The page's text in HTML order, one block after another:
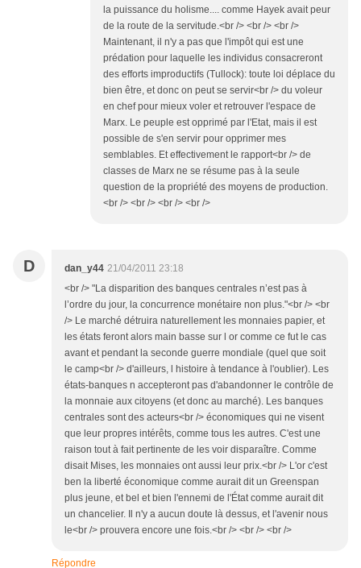
la puissance du holisme.... comme Hayek avait peur
de la route de la servitude.<br /> <br /> <br />
Maintenant, il n'y a pas que l'impôt qui est une
prédation pour laquelle les individus consacreront
des efforts improductifs (Tullock): toute loi déplace du
bien être, et donc on peut se servir<br /> du voleur
en chef pour mieux voler et retrouver l'espace de
Marx. Le peuple est opprimé par l'Etat, mais il est
possible de s'en servir pour opprimer mes
semblables. Et effectivement le rapport<br /> de
classes de Marx ne se résume pas à la seule
question de la propriété des moyens de production.
<br /> <br /> <br /> <br />
D dan_y44 21/04/2011 23:18
<br /> "La disparition des banques centrales n’est pas à
l’ordre du jour, la concurrence monétaire non plus."<br /> <br
/> Le marché détruira naturellement les monnaies papier, et
les états feront alors main basse sur l or comme ce fut le cas
avant et pendant la seconde guerre mondiale (quel que soit
le camp<br /> d'ailleurs, l histoire à tendance à l'oublier). Les
états-banques n accepteront pas d'abandonner le contrôle de
la monnaie aux citoyens (et donc au marché). Les banques
centrales sont des acteurs<br /> économiques qui ne visent
que leur propres intérêts, comme tous les autres. C'est une
raison tout à fait pertinente de les voir disparaître. Comme
disait Mises, les monnaies ont aussi leur prix.<br /> L'or c'est
ben la liberté économique comme aurait dit un Greenspan
plus jeune, et bel et bien l'ennemi de l'État comme aurait dit
un chancelier. Il n'y a aucun doute là dessus, et l'avenir nous
le<br /> prouvera encore une fois.<br /> <br /> <br />
Répondre